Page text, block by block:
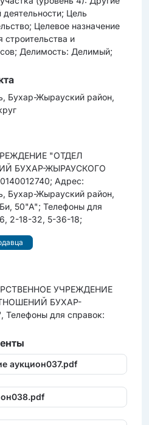
Цель
Целевое назначение
строительства и
Делимость: Делимый;
Бухар-Жырауский район,
"ОТДЕЛ
БУХАР-ЖЫРАУСКОГО
Адрес:
Бухар-Жырауский район,
50"А"; Телефоны для
2-18-32, 5-36-18;
УЧРЕЖДЕНИЕ
БУХАР-
для справок:
аукцион037.pdf